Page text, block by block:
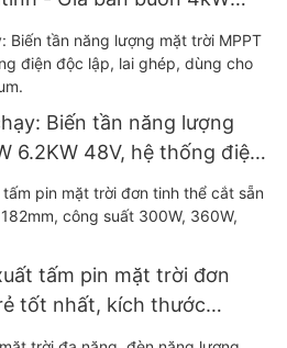
Biến tần năng lượng mặt
Biến tần năng lượng
6.2KW 48V, hệ thống điện
cho gia đình, sử dụng pin
tấm pin mặt trời đơn
tốt nhất, kích thước
360W, 400W.